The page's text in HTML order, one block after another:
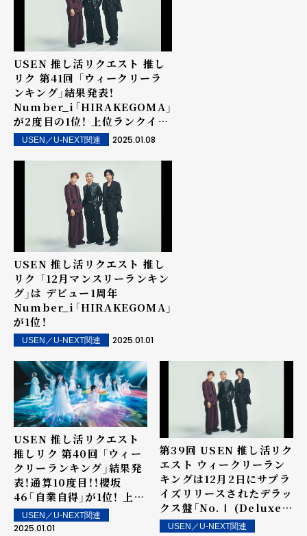
USEN 推し活リクエスト 推し
リク 第41回 「ウィークリーラ
ンキング」結果発表！
Number_i「HIRAKEGOMA」
が2度目の1位！ 上位ランクイン
楽曲は街中・店内で配信！
USEN／U-NEXT関連 2025.01.08
USEN 推し活リクエスト 推し
リク 「12月マンスリーランキン
グ」は デビュー1周年
Number_i「HIRAKEGOMA」
が1位！
USEN／U-NEXT関連 2025.01.01
USEN 推し活リクエスト
推しリク 第40回 「ウィー
クリーランキング」結果発
表！通算10度目！！櫻坂
46「自業自得」が1位！ 上位
ランクイン楽曲は街中・店
内で配信！
USEN／U-NEXT関連
2025.01.01
第39回 USEN 推し活リク
エスト ウィークリーラン
キングは12月2日にサプラ
イズリリースされたデラッ
クス盤「No.Ⅰ (Deluxe)」
に収録されたNumber_i
USEN／U-NEXT関連